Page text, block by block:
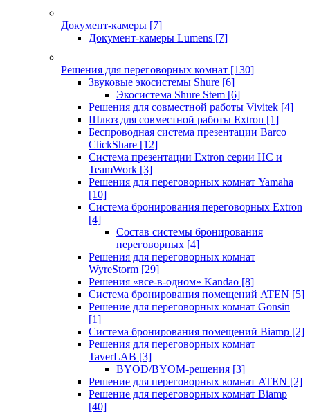
Документ-камеры [7]
Документ-камеры Lumens [7]
Решения для переговорных комнат [130]
Звуковые экосистемы Shure [6]
Экосистема Shure Stem [6]
Решения для совместной работы Vivitek [4]
Шлюз для совместной работы Extron [1]
Беспроводная система презентации Barco
ClickShare [12]
Система презентации Extron серии HC и
TeamWork [3]
Решения для переговорных комнат Yamaha
[10]
Система бронирования переговорных Extron
[4]
Состав системы бронирования
переговорных [4]
Решения для переговорных комнат
WyreStorm [29]
Решения «все-в-одном» Kandao [8]
Система бронирования помещений ATEN [5]
Решение для переговорных комнат Gonsin
[1]
Система бронирования помещений Biamp [2]
Решения для переговорных комнат
TaverLAB [3]
BYOD/BYOM-решения [3]
Решение для переговорных комнат ATEN [2]
Решение для переговорных комнат Biamp
[40]